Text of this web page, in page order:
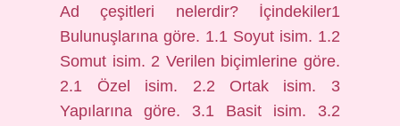
Ad çeşitleri nelerdir? İçindekiler1
Bulunuşlarına göre. 1.1 Soyut isim. 1.2
Somut isim. 2 Verilen biçimlerine göre.
2.1 Özel isim. 2.2 Ortak isim. 3
Yapılarına göre. 3.1 Basit isim. 3.2